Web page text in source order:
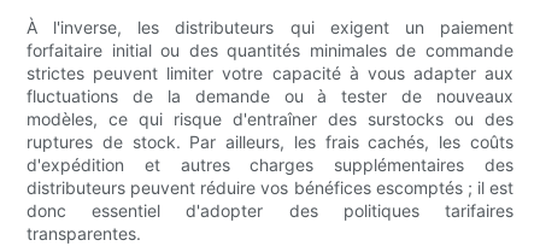
À l'inverse, les distributeurs qui exigent un paiement
forfaitaire initial ou des quantités minimales de commande
strictes peuvent limiter votre capacité à vous adapter aux
fluctuations de la demande ou à tester de nouveaux
modèles, ce qui risque d'entraîner des surstocks ou des
ruptures de stock. Par ailleurs, les frais cachés, les coûts
d'expédition et autres charges supplémentaires des
distributeurs peuvent réduire vos bénéfices escomptés ; il est
donc essentiel d'adopter des politiques tarifaires
transparentes.